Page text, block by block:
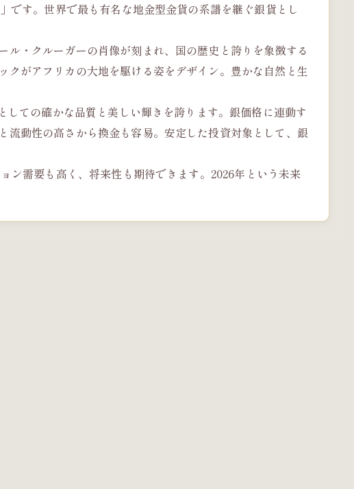
です。世界で最も有名な地金型金貨の系譜を継ぐ銀貨とし
・クルーガーの肖像が刻まれ、国の歴史と誇りを象徴する
がアフリカの大地を駆ける姿をデザイン。豊かな自然と生
ての確かな品質と美しい輝きを誇ります。銀価格に連動す
動性の高さから換金も容易。安定した投資対象として、銀
ン需要も高く、将来性も期待できます。2026年という未来